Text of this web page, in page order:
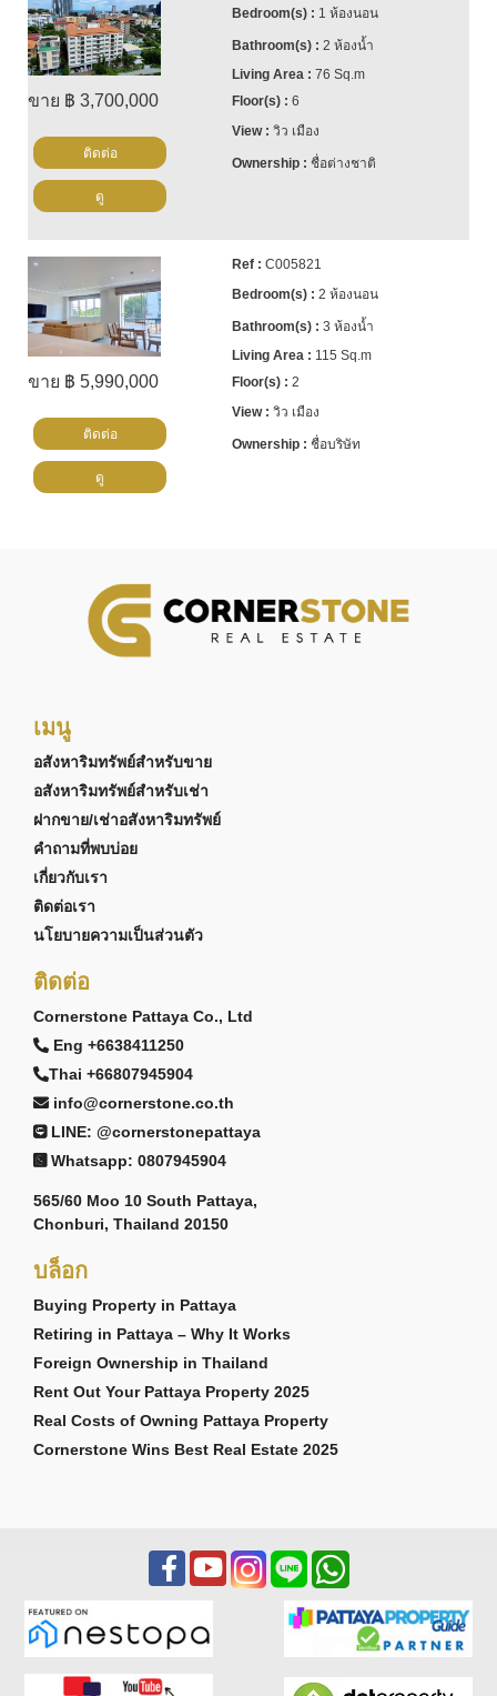
ขาย ฿ 3,700,000
1 ห้องนอน
2 ห้องน้ำ
76 Sq.m
6
วิว เมือง
ชื่อต่างชาติ
ติดต่อ
ดู
ขาย ฿ 5,990,000
C005821
2 ห้องนอน
3 ห้องน้ำ
115 Sq.m
2
วิว เมือง
ชื่อบริษัท
ติดต่อ
ดู
เมนู
อสังหาริมทรัพย์สำหรับขาย
อสังหาริมทรัพย์สำหรับเช่า
ฝากขาย/เช่าอสังหาริมทรัพย์
คำถามที่พบบ่อย
เกี่ยวกับเรา
ติดต่อเรา
นโยบายความเป็นส่วนตัว
ติดต่อ
Cornerstone Pattaya Co., Ltd
Eng +6638411250
Thai +66807945904
info@cornerstone.co.th
LINE: @cornerstonepattaya
Whatsapp: 0807945904
565/60 Moo 10 South Pattaya,
Chonburi, Thailand 20150
บล็อก
Buying Property in Pattaya
Retiring in Pattaya – Why It Works
Foreign Ownership in Thailand
Rent Out Your Pattaya Property 2025
Real Costs of Owning Pattaya Property
Cornerstone Wins Best Real Estate 2025